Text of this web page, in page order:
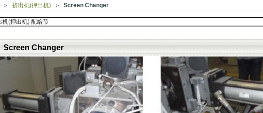
＞ 挤出机(押出机) ＞ Screen Changer
Screen Changer